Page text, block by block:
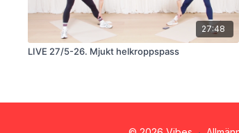
27:48
LIVE 27/5-26. Mjukt helkroppspass